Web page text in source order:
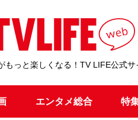
もっと楽しくなる！TV LIFE公式サ
エンタメ総合 特